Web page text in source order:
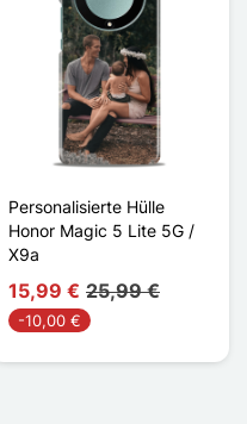
Personalisierte Hülle
Honor Magic 5 Lite 5G /
X9a
15,99 € 25,99 €
-10,00 €